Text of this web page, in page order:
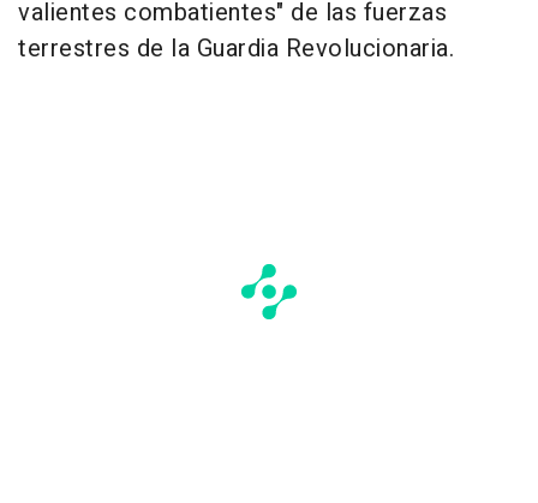
valientes combatientes" de las fuerzas
terrestres de la Guardia Revolucionaria.